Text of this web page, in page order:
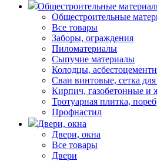
Общестроительные
Общестроительные
Все товары
Заборы, ограждения
Пиломатериалы
Сыпучие материалы
Колодцы,
Сваи винтовые, сетка
Кирпич, газобетонные и
Тротуарная плитка,
Профнастил
Двери, окна
Двери, окна
Все товары
Двери